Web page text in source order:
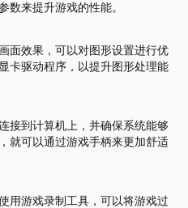
来提升游戏的性能。
面效果，可以对图形设置进行优
卡驱动程序，以提升图形处理能
接到计算机上，并确保系统能够
就可以通过游戏手柄来更加舒适
用游戏录制工具，可以将游戏过